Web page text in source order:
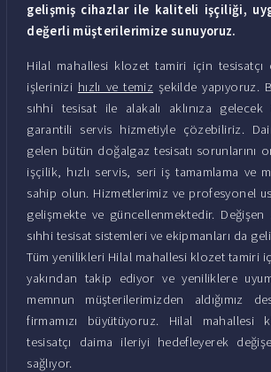
gelişmiş cihazlar ile kaliteli işçiliği,
değerli müşterilerimize sunuyoruz.
Hilal mahallesi klozet tamiri için
işlerinizi hızlı ve temiz şekilde yapıyoruz.
sıhhi tesisat ile alakalı aklınıza gelecek
garantili servis hizmetiyle çözebiliriz.
gelen bütün doğalgaz tesisatı sorunlarını
işçilik, hızlı servis, seri iş tamamlama ve
sahip olun. Hizmetlerimiz ve profesyonel
gelişmekte ve güncellenmektedir.
sıhhi tesisat sistemleri ve ekipmanları da
Tüm yenilikleri Hilal mahallesi klozet tamiri
yakından takip ediyor ve yeniliklere
memnun müşterilerimizden aldığımız
firmamızı büyütüyoruz. Hilal
tesisatçı daima ileriyi hedefleyerek
sağlıyor.